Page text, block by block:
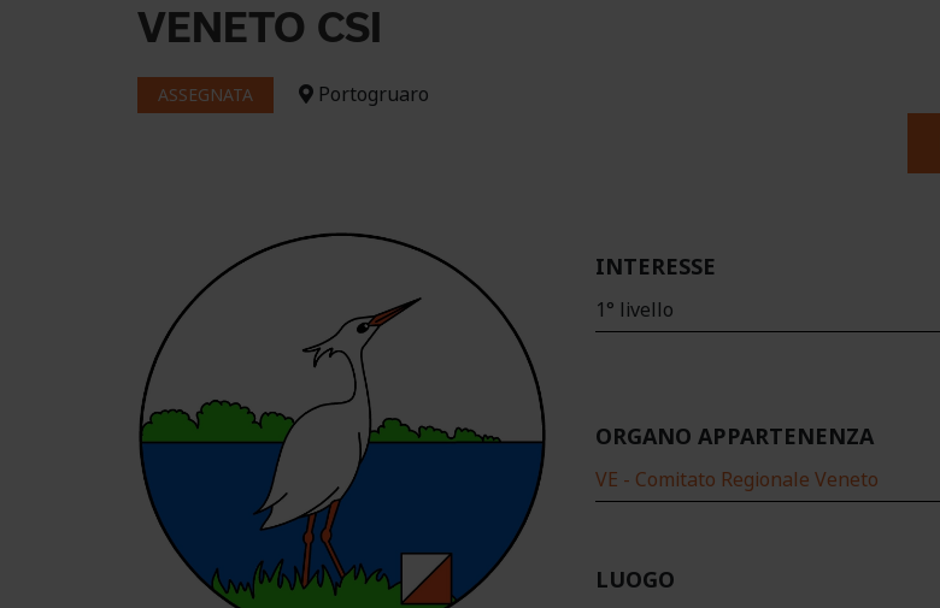
VENETO CSI
ASSEGNATA Portogruaro
INTERESSE
1° livello
ORGANO APPARTENENZA
VE - Comitato Regionale Veneto
LUOGO